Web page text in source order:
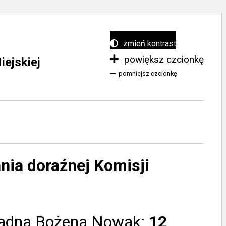
zmień kontrast
powiększ czcionkę
pomniejsz czcionkę
doraźnej Komisji
Bożena Nowak: 12